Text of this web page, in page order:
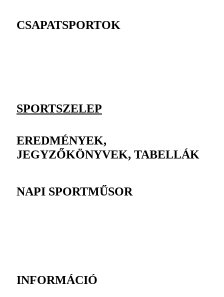
CSAPATSPORTOK
SPORTSZELEP
EREDMÉNYEK,
JEGYZŐKÖNYVEK, TABELLÁK
NAPI SPORTMŰSOR
INFORMÁCIÓ